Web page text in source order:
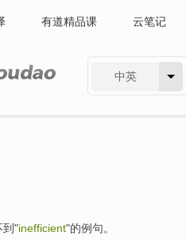
有道精品课 云笔记
中英
到"inefficient"的例句。